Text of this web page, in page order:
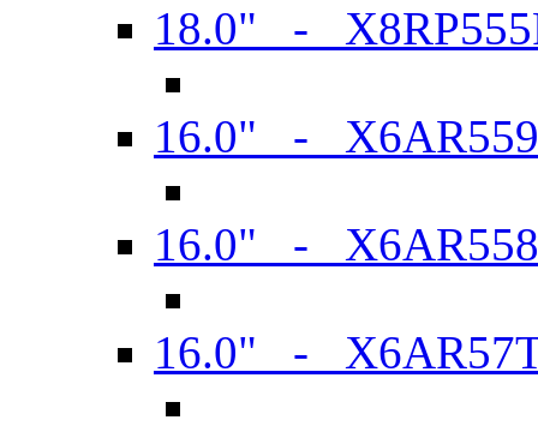
18.0" -
16.0" -
16.0" -
16.0" -